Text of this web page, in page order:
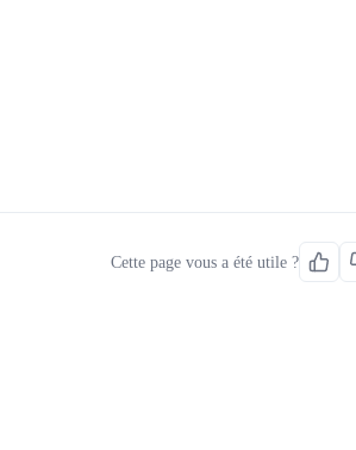
Cette page vous a été utile ?